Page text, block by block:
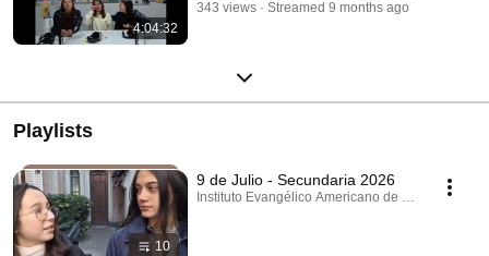
4:04:32
343 views
Streamed 9 months ago
Playlists
10
9 de Julio - Secundaria 2026
Instituto Evangélico Americano de Villa del